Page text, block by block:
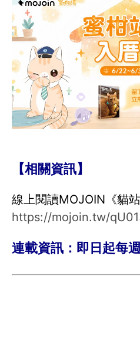
【相關資訊】
線上閱讀MOJOIN《貓
https://mojoin.tw/
連載資訊：即日起每